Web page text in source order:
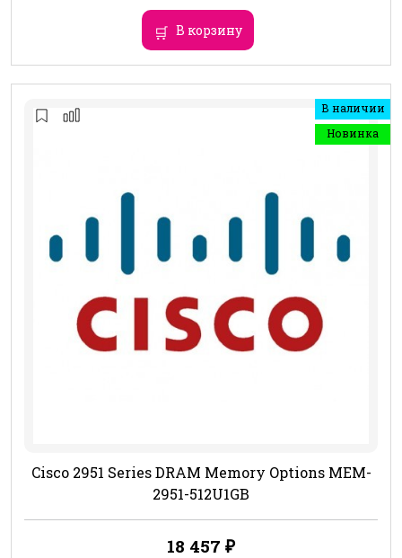
В корзину
В наличии
Новинка
Cisco 2951 Series DRAM Memory Options MEM-
2951-512U1GB
18 457 ₽